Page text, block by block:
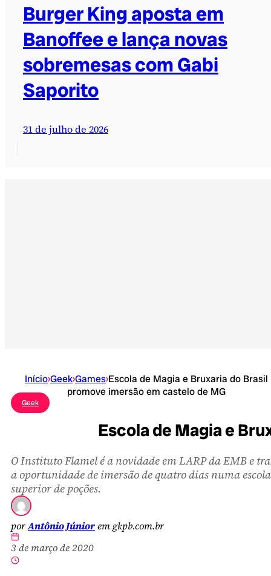
Burger King aposta em
Banoffee e lança novas
sobremesas com Gabi
Saporito
31 de julho de 2026
Início›Geek›Games›Escola de Magia e Bruxaria do Brasil
promove imersão em castelo de MG
Geek
Escola de Magia e
O Instituto Flamel é a novidade em LARP da EMB e
a oportunidade de imersão de quatro dias numa escola
superior de poções.
porAntônio Júniorem gkpb.com.br
3 de março de 2020